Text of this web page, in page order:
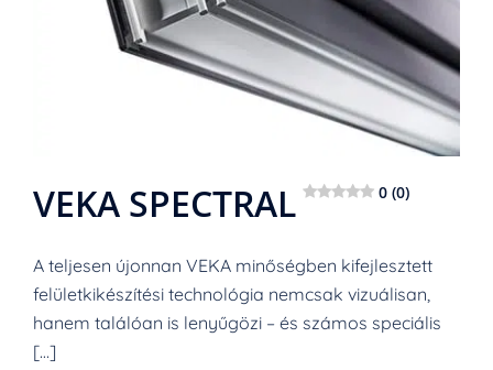
VEKA SPECTRAL 0 (0)
A teljesen újonnan VEKA minőségben kifejlesztett
felületkikészítési technológia nemcsak vizuálisan,
hanem találóan is lenyűgözi – és számos speciális
[…]